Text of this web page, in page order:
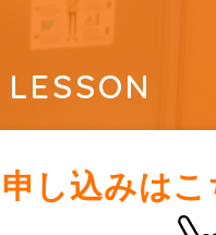
し込みは